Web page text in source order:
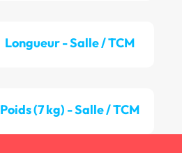
Longueur - Salle / TCM
Poids (7 kg) - Salle / TCM